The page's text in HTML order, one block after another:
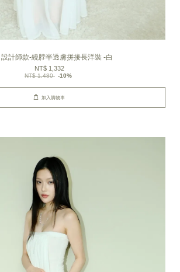
計師款-繞脖半透膚拼接長洋裝 -白
NT$ 1,332
NT$ 1,480 -10%
加入購物車